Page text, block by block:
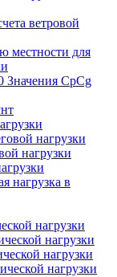
ветровой
местности для
Значения CpCg
нагрузки
нагрузки
нагрузка в
нагрузки
нагрузки
нагрузки
нагрузки